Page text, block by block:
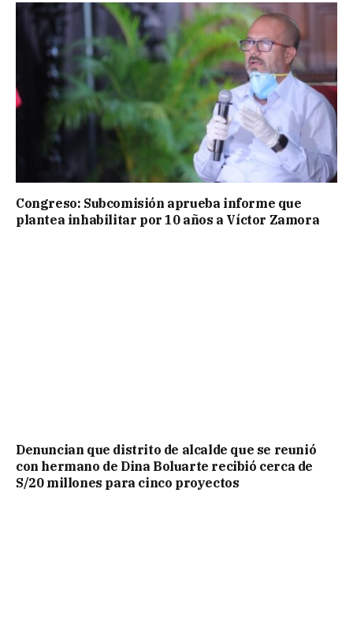
Congreso: Subcomisión aprueba informe que
plantea inhabilitar por 10 años a Víctor Zamora
Denuncian que distrito de alcalde que se reunió
con hermano de Dina Boluarte recibió cerca de
S/20 millones para cinco proyectos